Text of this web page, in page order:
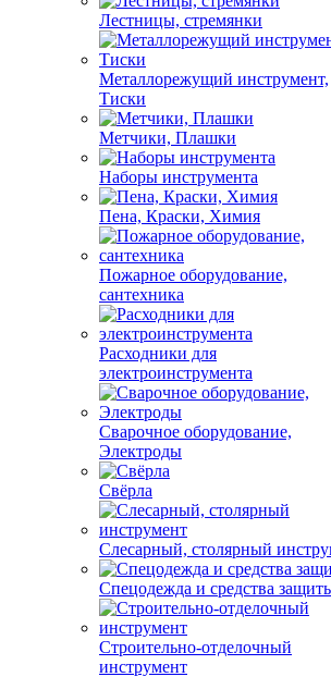
Лестницы, стремянки
Металлорежущий инструмент,
Тиски
Метчики, Плашки
Наборы инструмента
Пена, Краски, Химия
Пожарное оборудование,
сантехника
Расходники для
электроинструмента
Сварочное оборудование,
Электроды
Свёрла
Слесарный, столярный
Спецодежда и средства
Строительно-отделочный
инструмент